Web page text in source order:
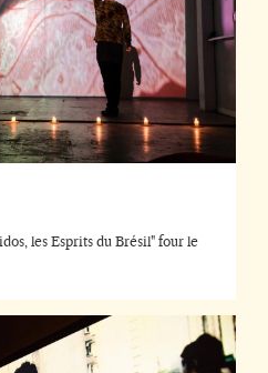
les Esprits du Brésil" four le